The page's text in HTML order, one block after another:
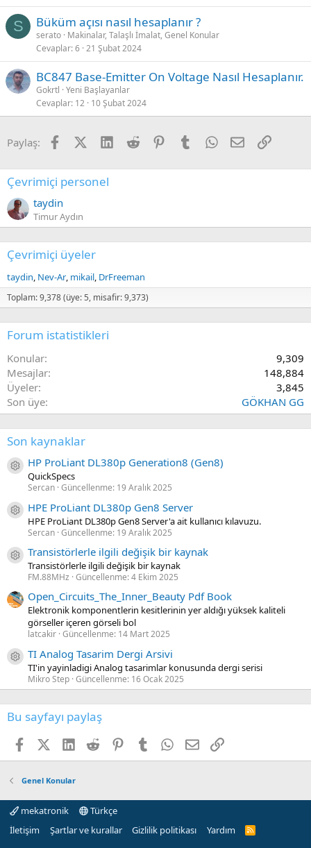
S Büküm açısı nasıl hesaplanır ?
serato Makinalar, Talaşlı İmalat, Genel Konular
Cevaplar 6 21 Şubat 2024
BC847 Base-Emitter On Voltage Nasıl Hesaplanır.
Gokrtl Yeni Başlayanlar
Cevaplar 12 10 Şubat 2024
Paylaş: FacebookX (Twitter)
LinkedIn
Reddit PinterestTumblrWhatsApp
E-postaLink
Çevrimiçi personel
taydin
Timur Aydın
Çevrimiçi üyeler
taydin Nev-Ar mikail DrFreeman
Toplam: 9,378 (üye: 5, misafir: 9,373)
Forum istatistikleri
Konular
9,309
Mesajlar
148,884
Üyeler
3,845
Son üye
GÖKHAN GG
Son kaynaklar
Kaynak ikon/amblem
HP ProLiant DL380p Generation8 (Gen8)
QuickSpecs
Sercan Güncellenme: 19 Aralık 2025
Kaynak ikon/amblem
HPE ProLiant DL380p Gen8 Server
HPE ProLiant DL380p Gen8 Server'a ait kullanıcı kılavuzu.
Sercan Güncellenme: 19 Aralık 2025
Kaynak ikon/amblem
Transistörlerle ilgili değişik bir kaynak
Transistörlerle ilgili değişik bir kaynak
FM.88MHz Güncellenme:4 Ekim 2025
Open_Circuits_The_Inner_Beauty Pdf Book
Elektronik komponentlerin kesitlerinin yer aldığı yüksek kaliteli
görseller içeren görseli bol
latcakir Güncellenme: 14 Mart 2025
Kaynak ikon/amblem
TI Analog Tasarim Dergi Arsivi
TI'in yayinladigi Analog tasarimlar konusunda dergi serisi
Mikro Step Güncellenme: 16 Ocak 2025
Bu sayfayı paylaş
FacebookX (Twitter)
LinkedIn
Reddit PinterestTumblr WhatsApp
E-postaLink
Genel Konular
mekatronik
Türkçe
İletişim
Şartlar ve kurallar Gizlilik politikası Yardım
R